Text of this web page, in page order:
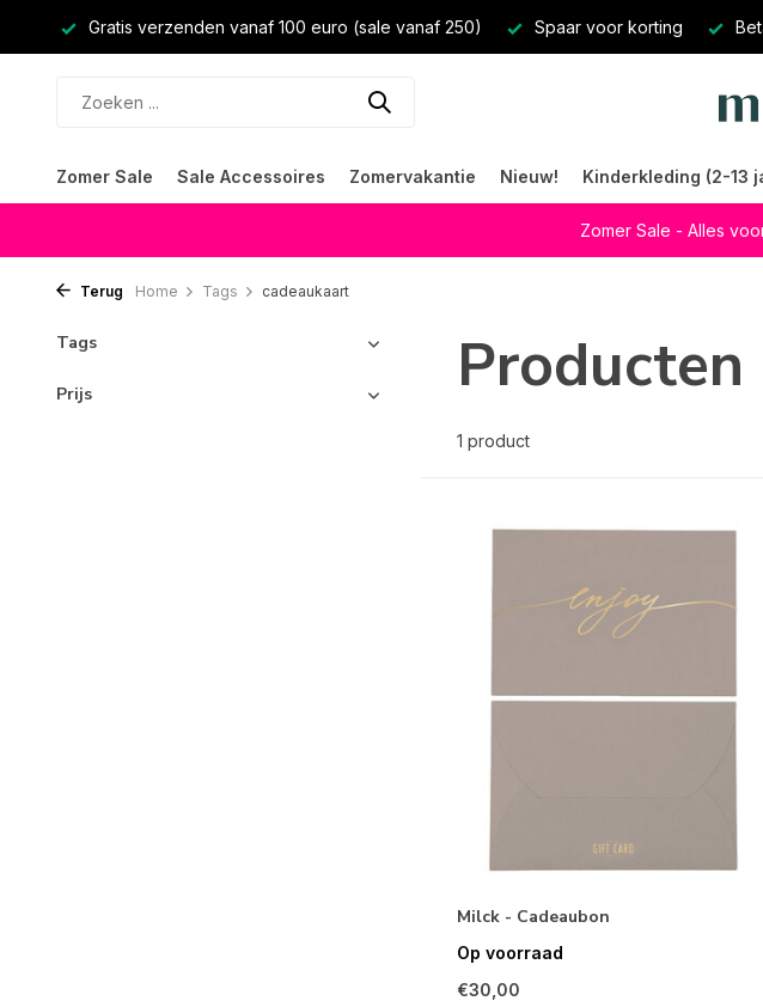
Gratis verzenden vanaf 100 euro (sale vanaf 250) Spaar voor korting
Zomer Sale Sale Accessoires Zomervakantie Nieuw! Kinderkleding (2-13
Zomer Sale - Alles
Terug Home Tags cadeaukaart
Tags
Prijs
1 product
Milck - Cadeaubon
Op voorraad
€30,00